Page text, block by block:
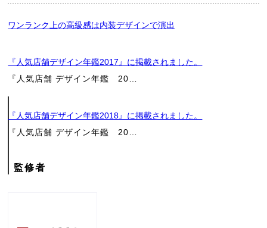
ワンランク上の高級感は内装デザインで演出
『人気店舗デザイン年鑑2017』に掲載されました。
『人気店舗 デザイン年鑑 20…
『人気店舗デザイン年鑑2018』に掲載されました。
『人気店舗 デザイン年鑑 20…
監修者